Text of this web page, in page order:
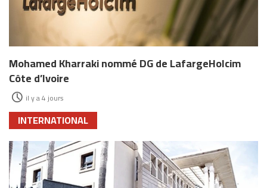
Mohamed Kharraki nommé DG de LafargeHolcim
Côte d’Ivoire
il y a 4 jours
INTERNATIONAL